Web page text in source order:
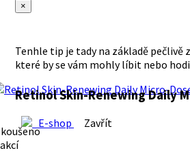
×
Tenhle tip je tady na základě pečlivě
které by se vám mohly líbit nebo
Retinol Skin-Renewing Daily
E-shop Zavřít